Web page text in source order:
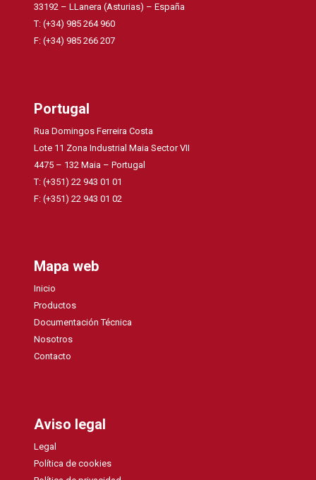
33192 – LLanera (Asturias) – España
T: (+34) 985 264 960
F: (+34) 985 266 207
Portugal
Rua Domingos Ferreira Costa
Lote 11 Zona Industrial Maia Sector VII
4475 – 132 Maia – Portugal
T: (+351) 22 943 01 01
F: (+351) 22 943 01 02
Mapa web
Inicio
Productos
Documentación Técnica
Nosotros
Contacto
Aviso legal
Legal
Política de cookies